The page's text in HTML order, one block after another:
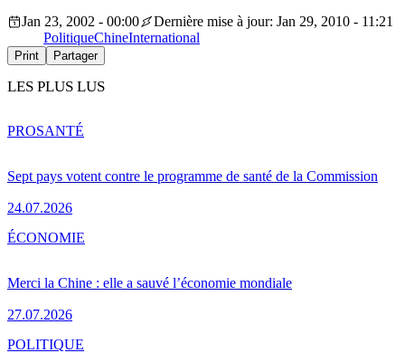
Jan 23, 2002 - 00:00
Dernière mise à jour: Jan 29, 2010 - 11:21
PolitiqueChineInternational
Print Partager
LES PLUS LUS
Sept pays votent contre le programme de santé de la Commission
24.07.2026
PROSANTÉ
Merci la Chine : elle a sauvé l’économie mondiale
27.07.2026
ÉCONOMIE
POLITIQUE